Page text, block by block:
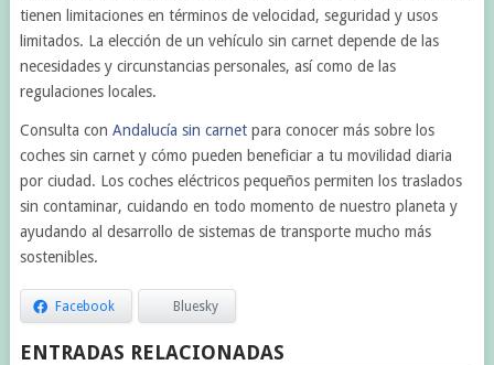
tienen limitaciones en términos de velocidad, seguridad y usos
limitados. La elección de un vehículo sin carnet depende de las
necesidades y circunstancias personales, así como de las
regulaciones locales.
Consulta con Andalucía sin carnetpara conocer más sobre los
coches sin carnet y cómo pueden beneficiar a tu movilidad diaria
por ciudad. Los coches eléctricos pequeños permiten los traslados
sin contaminar, cuidando en todo momento de nuestro planeta y
ayudando al desarrollo de sistemas de transporte mucho más
sostenibles.
Facebook Bluesky
ENTRADAS RELACIONADAS